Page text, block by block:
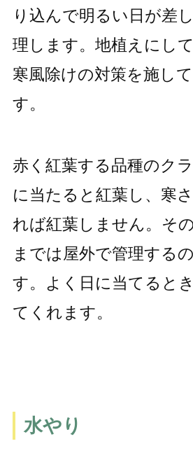
り込んで明るい日が差
理します。地植えにし
寒風除けの対策を施し
す。
赤く紅葉する品種のク
に当たると紅葉し、寒
れば紅葉しません。そ
までは屋外で管理する
す。よく日に当てると
てくれます。
水やり